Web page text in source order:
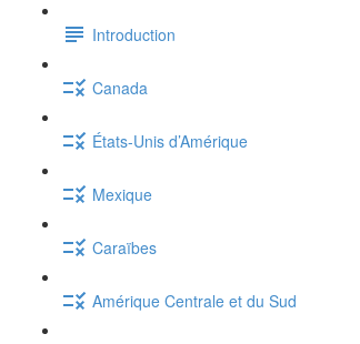
Introduction
Canada
États-Unis d’Amérique
Mexique
Caraïbes
Amérique Centrale et du Sud